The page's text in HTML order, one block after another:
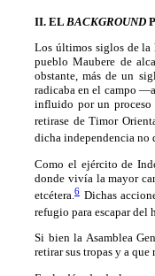
II. EL BACKGROUND
Los últimos siglos de la
pueblo Maubere de
obstante, más de un
radicaba en el campo
influido por un proceso
retirase de Timor
dicha independencia no
Como el ejército de
donde vivía la mayor
etcétera. 6 Dichas
refugio para escapar del
Si bien la Asamblea
retirar sus tropas y a